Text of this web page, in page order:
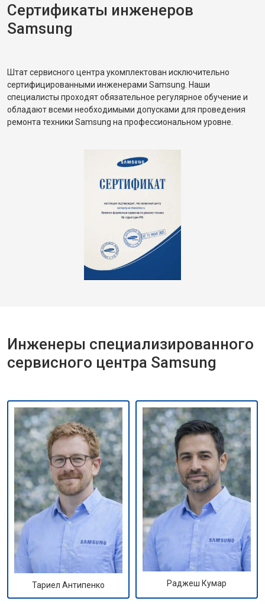
Сертификаты инженеров
Samsung
Штат сервисного центра укомплектован исключительно
сертифицированными инженерами Samsung. Наши
специалисты проходят обязательное регулярное обучение и
обладают всеми необходимыми допусками для проведения
ремонта техники Samsung на профессиональном уровне.
Инженеры специализированного
сервисного центра Samsung
Тариел Антипенко Раджеш Кумар